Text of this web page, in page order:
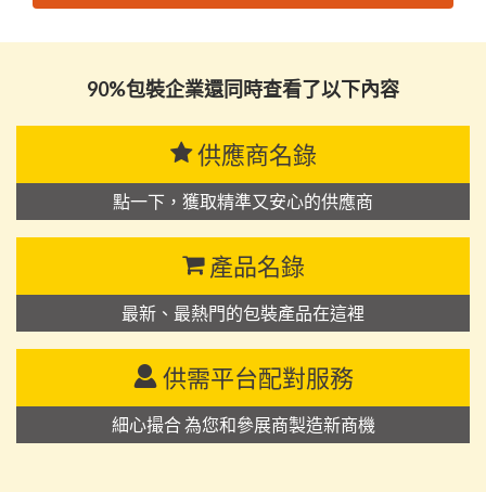
90%包裝企業還同時查看了以下內容
供應商名錄
點一下，獲取精準又安心的供應商
產品名錄
最新、最熱門的包裝產品在這裡
供需平台配對服務
細心撮合 為您和參展商製造新商機